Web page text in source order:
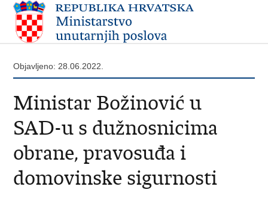
Objavljeno: 28.06.2022.
Ministar Božinović u
SAD-u s dužnosnicima
obrane, pravosuđa i
domovinske sigurnosti